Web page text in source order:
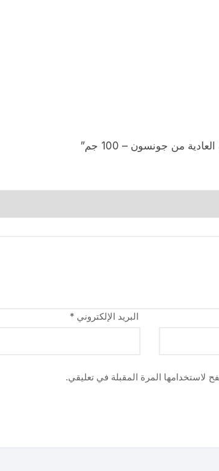
من جونسون – 100 جم”
البريد الإلكتروني *
لاستخدامها المرة المقبلة في تعليقي.